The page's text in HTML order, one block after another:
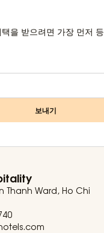
을 받으려면 가장 먼저 등
보내기
Thanh Ward, Ho Chi